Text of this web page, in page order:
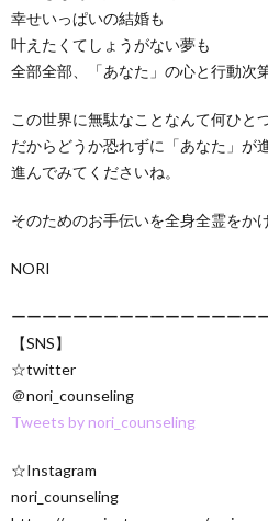
幸せいっぱいの結婚も
叶えたくてしょうがない夢も
全部全部、「あなた」の心と行動次
この世界に無駄なことなんて何ひと
だからどうか恐れずに「あなた」が
進んでみてくださいね。
そのためのお手伝いを全身全霊をか
NORI
ーーーーーーーーーーーーーーーー
【SNS】
☆twitter
＠nori_counseling
Tweets by nori_counseling
☆Instagram
nori_counseling